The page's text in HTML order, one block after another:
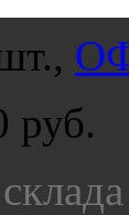
руб.